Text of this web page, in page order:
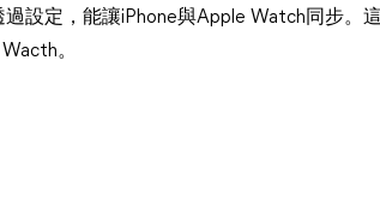
過設定，能讓iPhone與Apple Watch同步。
。